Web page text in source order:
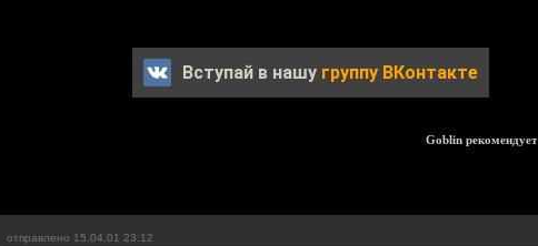
Вступай в нашу группу ВКонтакте
Goblin рекомендует
отправлено 15.04.01 23:12